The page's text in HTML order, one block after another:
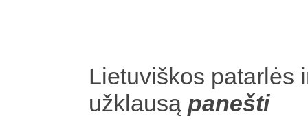
Lietuviškos patarlės
užklausą panešti